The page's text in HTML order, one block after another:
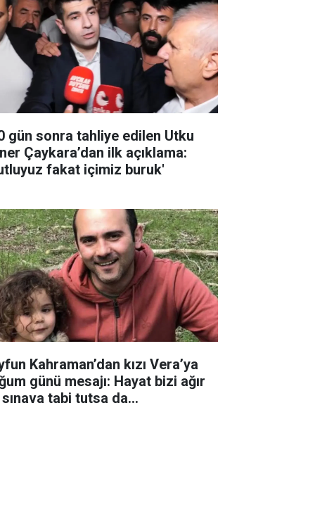
gün sonra tahliye edilen Utku
Çaykara’dan ilk açıklama:
fakat içimiz buruk'
Kahraman’dan kızı Vera’ya
günü mesajı: Hayat bizi ağır
tabi tutsa da...